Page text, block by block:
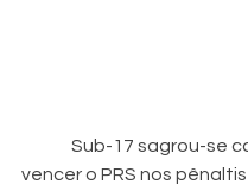
vencer o PRS nos